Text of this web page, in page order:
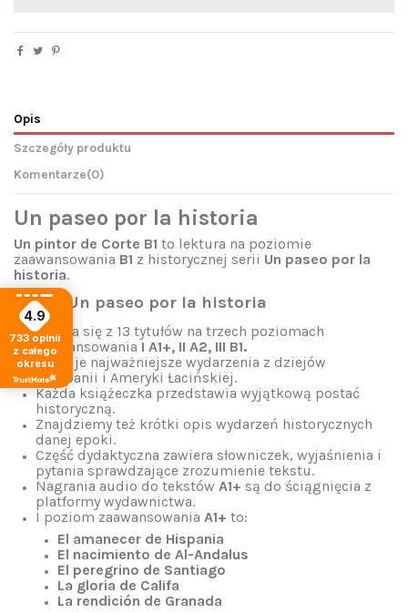
Opis
Szczegóły produktu
Komentarze(0)
Un paseo por la historia
Un pintor de Corte B1 to lektura na poziomie
zaawansowania B1 z historycznej serii Un paseo por la
historia.
Cechy Un paseo por la historia
Składa się z 13 tytułów na trzech poziomach
zaawansowania I A1+, II A2, III B1.
Opisuje najważniejsze wydarzenia z dziejów
Hiszpanii i Ameryki Łacińskiej.
Każda książeczka przedstawia wyjątkową postać
historyczną.
Znajdziemy też krótki opis wydarzeń historycznych
danej epoki.
Część dydaktyczna zawiera słowniczek, wyjaśnienia i
pytania sprawdzające zrozumienie tekstu.
Nagrania audio do tekstów A1+ są do ściągnięcia z
platformy wydawnictwa.
I poziom zaawansowania A1+ to:
El amanecer de Hispania
El nacimiento de Al-Andalus
El peregrino de Santiago
La gloria de Califa
La rendición de Granada
4.9
733 opinii
z całego
okresu